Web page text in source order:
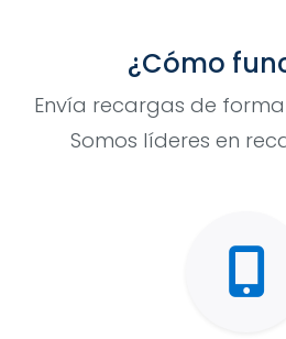
¿Cómo
Envía recargas de
Somos líderes en